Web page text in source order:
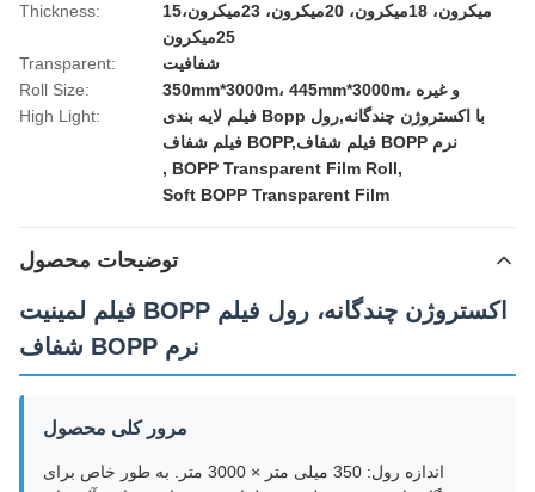
Thickness:
15ميکرون، 18ميکرون، 20ميکرون، 23ميکرون،
25ميکرون
Transparent:
شفافیت
Roll Size:
350mm*3000m، 445mm*3000m، و غیره
High Light:
فیلم لایه بندی Bopp با اکستروژن چندگانه,رول
فیلم شفاف BOPP,فیلم شفاف BOPP نرم
, BOPP Transparent Film Roll,
Soft BOPP Transparent Film
توضیحات محصول
فیلم لمینیت BOPP اکستروژن چندگانه، رول فیلم
شفاف BOPP نرم
مرور کلی محصول
اندازه رول: 350 میلی متر × 3000 متر. به طور خاص برای